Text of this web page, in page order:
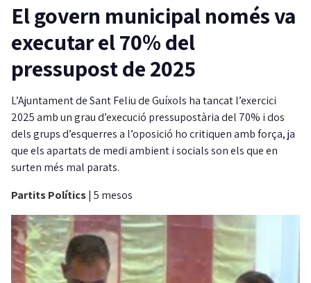
El govern municipal només va
executar el 70% del
pressupost de 2025
L’Ajuntament de Sant Feliu de Guíxols ha tancat l’exercici
2025 amb un grau d’execució pressupostària del 70% i dos
dels grups d’esquerres a l’oposició ho critiquen amb força, ja
que els apartats de medi ambient i socials son els que en
surten més mal parats.
Partits Polítics| 5 mesos